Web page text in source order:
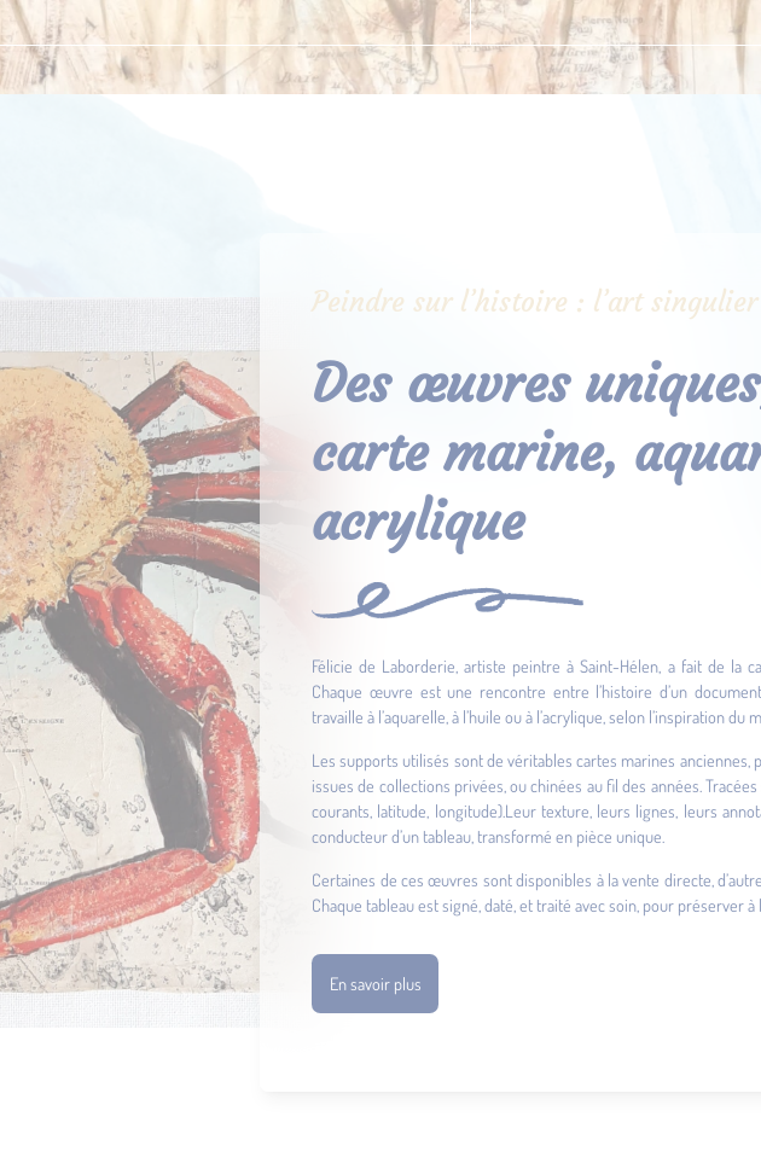
Peindre sur l’histoire : l’art
Des œuvres
carte marine,
acrylique
Félicie de Laborderie, artiste peintre à Saint-Hélen, a fait de la
Chaque œuvre est une rencontre entre l’histoire d’un
travaille à l’aquarelle, à l’huile ou à l’acrylique, selon l’inspiration
Les supports utilisés sont de véritables cartes marines anciennes,
issues de collections privées, ou chinées au fil des années.
courants, latitude, longitude).Leur texture, leurs lignes, leurs
conducteur d’un tableau, transformé en pièce unique.
Certaines de ces œuvres sont disponibles à la vente directe,
Chaque tableau est signé, daté, et traité avec soin, pour préserver
En savoir plus